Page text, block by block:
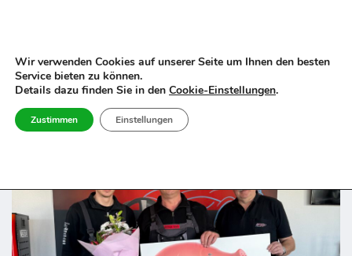
Inhalt
springen
Aktuelles
Wir verwenden Cookies auf unserer Seite um Ihnen den besten
Service bieten zu können.
Details dazu finden Sie in den Cookie-Einstellungen.
Zustimmen Einstellungen